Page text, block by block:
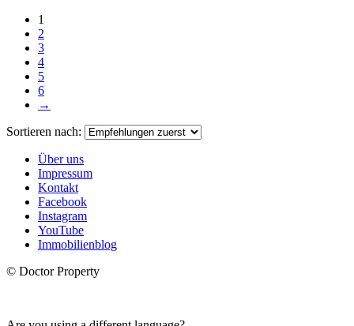
1
2
3
4
5
6
→
Sortieren nach:
Über uns
Impressum
Kontakt
Facebook
Instagram
YouTube
Immobilienblog
© Doctor Property